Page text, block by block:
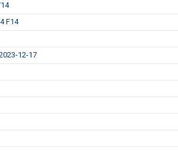
F14
12-17